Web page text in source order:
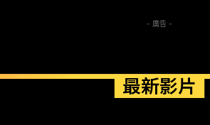
- 廣告 -
最新影片